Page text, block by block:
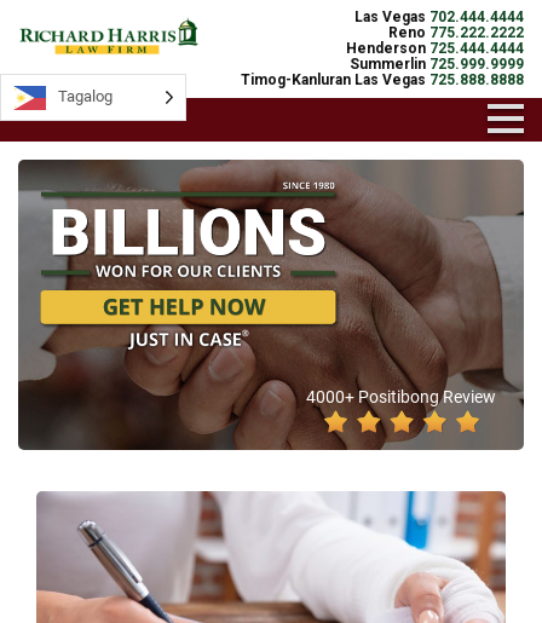
Las Vegas 702.444.4444
Reno 775.222.2222
Henderson 725.444.4444
Summerlin 725.999.9999
Timog-Kanluran Las Vegas 725.888.8888
4000+ Positibong Review
Tagalog